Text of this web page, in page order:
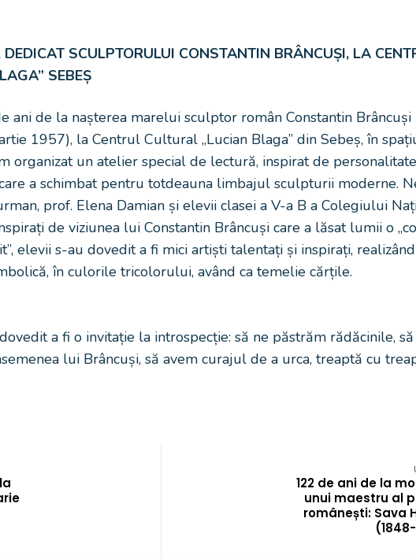
SCULPTORULUI CONSTANTIN BRÂNCUȘI, LA
SEBEȘ
ani de la nașterea marelui sculptor român Constantin Brâncuși
1957), la Centrul Cultural „Lucian Blaga” din Sebeș, în
organizat un atelier special de lectură, inspirat de
a schimbat pentru totdeauna limbajul sculpturii moderne.
prof. Elena Damian și elevii clasei a V-a B a Colegiului
de viziunea lui Constantin Brâncuși care a lăsat lumii o
elevii s-au dovedit a fi mici artiști talentați și inspirați,
în culorile tricolorului, având ca temelie cărțile.
a fi o invitație la introspecție: să ne păstrăm rădăcinile,
lui Brâncuși, să avem curajul de a urca, treaptă cu
122 de ani de la
unui maestru al
românești: Sava